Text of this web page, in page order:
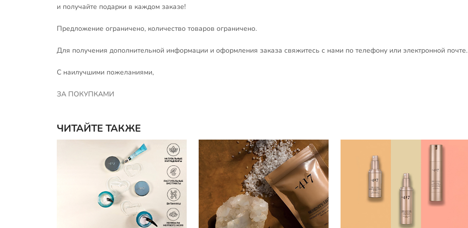
и получайте подарки в каждом заказе!
Предложение ограничено, количество товаров ограничено.
Для получения дополнительной информации и оформления заказа свяжитесь с нами по телефону или электронной почте.
С наилучшими пожеланиями,
ЗА ПОКУПКАМИ
ЧИТАЙТЕ ТАКЖЕ